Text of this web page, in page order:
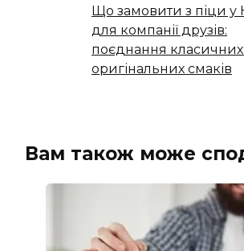
Що замовити з піци у
для компанії друзів:
поєднання класичних
оригінальних смаків
Вам також може